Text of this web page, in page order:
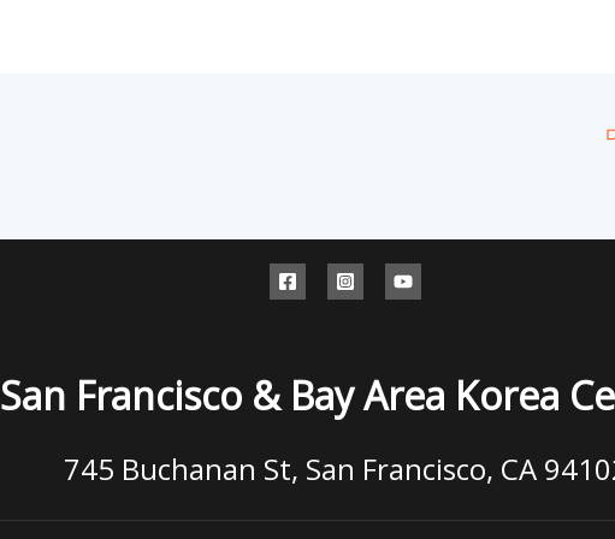
San Francisco & Bay Area Korea
745 Buchanan St, San Francisco, CA